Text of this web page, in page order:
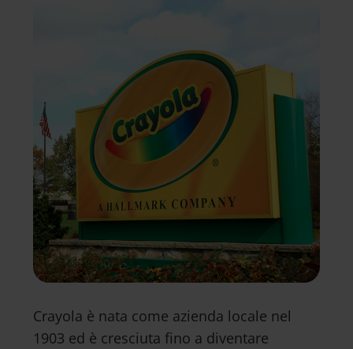
Crayola è nata come azienda locale nel
1903 ed è cresciuta fino a diventare